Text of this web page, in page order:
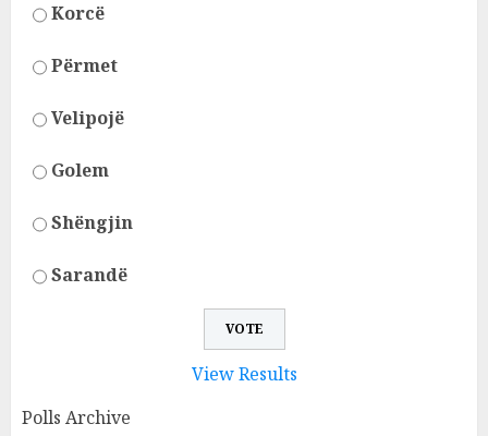
Korcë
Përmet
Velipojë
Golem
Shëngjin
Sarandë
View Results
Polls Archive